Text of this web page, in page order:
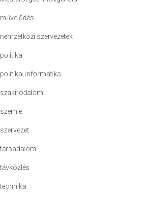
művelődés
nemzetközi szervezetek
politika
politikai informatika
szakirodalom
szemle
szervezet
társadalom
távközlés
technika